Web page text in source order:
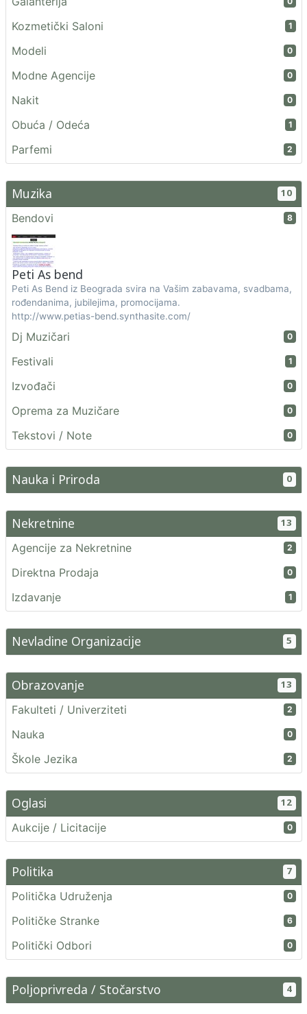
Kozmetički Saloni 1
Modeli 0
Modne Agencije 0
Nakit 0
Obuća / Odeća 1
Parfemi 2
Muzika 10
Bendovi 8
Peti As bend
Peti As Bend iz Beograda svira na Vašim zabavama, svadbama,
rođendanima, jubilejima, promocijama.
http://www.petias-bend.synthasite.com/
Dj Muzičari 0
Festivali 1
Izvođači 0
Oprema za Muzičare 0
Tekstovi / Note 0
Nauka i Priroda 0
Nekretnine 13
Agencije za Nekretnine 2
Direktna Prodaja 0
Izdavanje 1
Nevladine Organizacije 5
Obrazovanje 13
Fakulteti / Univerziteti 2
Nauka 0
Škole Jezika 2
Oglasi 12
Aukcije / Licitacije 0
Politika 7
Politička Udruženja 0
Političke Stranke 6
Politički Odbori 0
Poljoprivreda / Stočarstvo 4